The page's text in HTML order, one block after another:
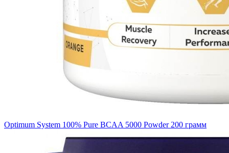
Optimum System 100% Pure BCAA 5000 Powder 200 грамм